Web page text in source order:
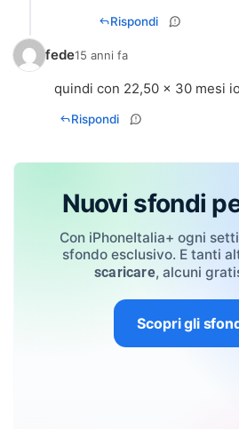
Rispondi
fede15 anni fa
quindi con 22,50 x 30 mesi
Rispondi
Nuovi sfondi
Con iPhoneItalia+ ogni
sfondo esclusivo. E tanti
scaricare, alcuni
Scopri gli